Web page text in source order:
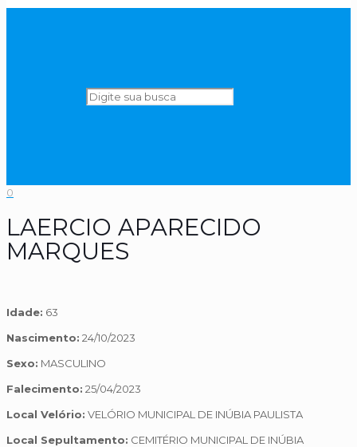
0
LAERCIO APARECIDO
MARQUES
Idade: 63
Nascimento: 24/10/2023
Sexo: MASCULINO
Falecimento: 25/04/2023
Local Velório: VELÓRIO MUNICIPAL DE INÚBIA PAULISTA
Local Sepultamento: CEMITÉRIO MUNICIPAL DE INÚBIA